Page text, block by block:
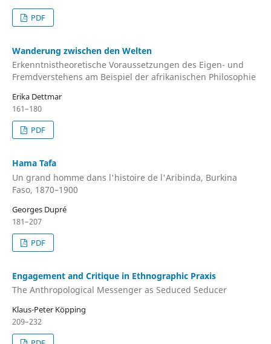
PDF
Wanderung zwischen den Welten
Erkenntnistheoretische Voraussetzungen des Eigen- und
Fremdverstehens am Beispiel der afrikanischen Philosophie
Erika Dettmar
161–180
PDF
Hama Tafa
Un grand homme dans l'histoire de l'Aribinda, Burkina
Faso, 1870–1900
Georges Dupré
181–207
PDF
Engagement and Critique in Ethnographic Praxis
The Anthropological Messenger as Seduced Seducer
Klaus-Peter Köpping
209–232